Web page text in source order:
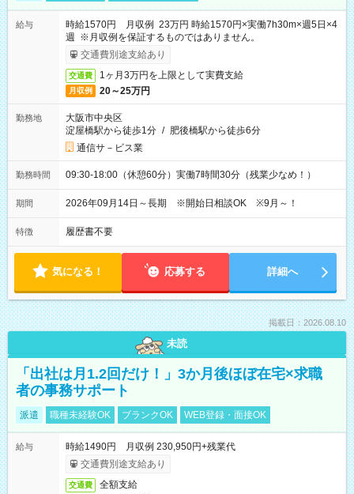
給与
時給1570円 月収例 23万円 時給1570円×実働7h30m×週5日×4
週 ※月収例を保証するものではありません。
交通費別途支給あり
交通費 1ヶ月3万円を上限として実費支給
月収例 20～25万円
勤務地
大阪市中央区
淀屋橋駅から徒歩1分 / 肥後橋駅から徒歩6分
通信サ－ビス業
勤務時間 09:30-18:00（休憩60分）実働7時間30分（残業少なめ！）
期間 2026年09月14日～長期 ※開始日相談OK ※9月～！
特徴 履歴書不要
気になる！ 応募する 詳細へ
掲載日：2026.08.10
未読
「出社は月1.2回だけ！」3か月後ほぼ在宅×求職
者の事務サポート
派遣 職種未経験OK ブランクOK WEB登録・面接OK
給与
時給1490円 月収例 230,950円+残業代
交通費別途支給あり
交通費 全額支給